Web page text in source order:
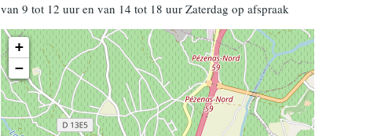
van 9 tot 12 uur en van 14 tot 18 uur Zaterdag op afspraak
+
−